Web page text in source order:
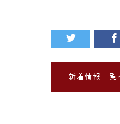
新着情報一覧